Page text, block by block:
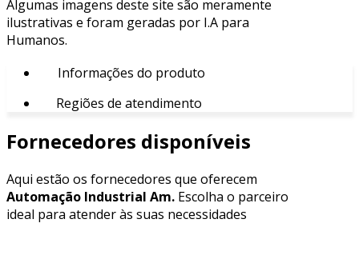
Algumas imagens deste site são meramente
ilustrativas e foram geradas por I.A para
Humanos.
Informações do produto
Regiões de atendimento
Fornecedores disponíveis
Aqui estão os fornecedores que oferecem
Automação Industrial Am. Escolha o parceiro
ideal para atender às suas necessidades